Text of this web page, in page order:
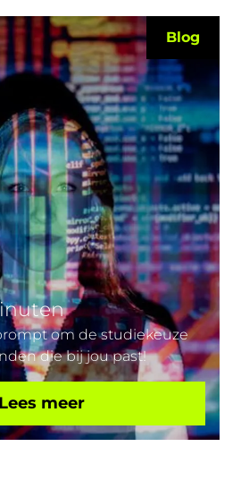
Blog
om de studiekeuze
die bij jou past!
Lees meer